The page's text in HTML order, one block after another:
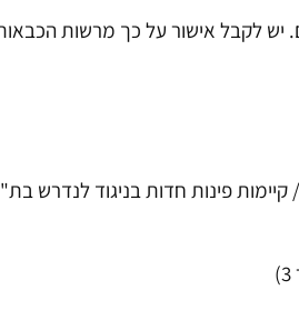
יש לקבל אישור על כך מרשות